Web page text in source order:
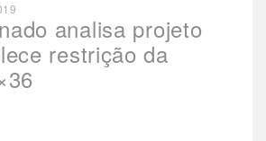
analisa projeto
restrição da